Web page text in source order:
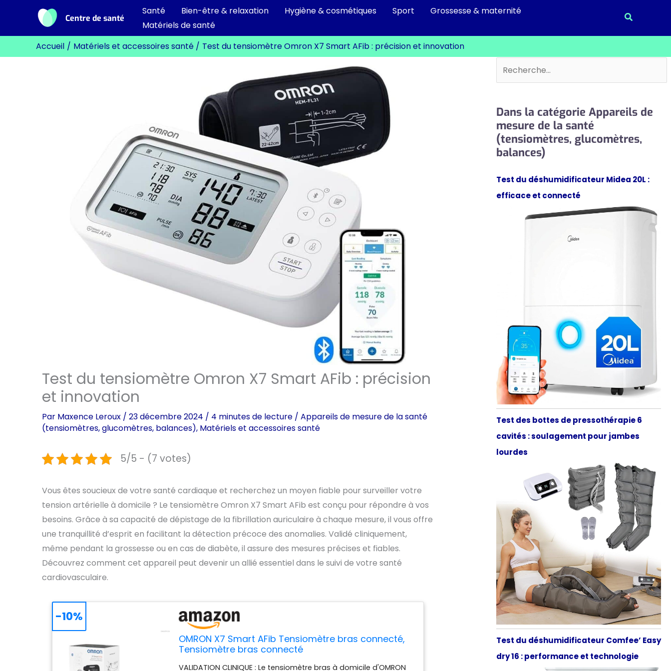
contenu
Centre de santé
Santé Bien-être & relaxation Hygiène & cosmétiques Sport
Grossesse & maternité
Matériels de santé
Accueil Matériels et accessoires santé Test du tensiomètre Omron X7 Smart AFib : précision et innovation
Test du tensiomètre Omron X7 Smart AFib : précision
et innovation
Par Maxence Leroux / 23 décembre 2024 / 4 minutes de lecture / Appareils de mesure de la santé
(tensiomètres, glucomètres, balances), Matériels et accessoires santé
5/5 - (7 votes)
Vous êtes soucieux de votre santé cardiaque et recherchez un moyen fiable pour surveiller votre
tension artérielle à domicile ? Le tensiomètre Omron X7 Smart AFib est conçu pour répondre à vos
besoins. Grâce à sa capacité de dépistage de la fibrillation auriculaire à chaque mesure, il vous offre
une tranquillité d’esprit en facilitant la détection précoce des anomalies. Validé cliniquement,
même pendant la grossesse ou en cas de diabète, il assure des mesures précises et fiables.
Découvrez comment cet appareil peut devenir un allié essentiel dans le suivi de votre santé
cardiovasculaire.
OMRON X7 Smart AFib Tensiomètre bras connecté,
Tensiomètre bras connecté
VALIDATION CLINIQUE : Le tensiomètre bras à domicile d'OMRON
-10%
Rechercher
Dans la catégorie Appareils de
mesure de la santé
(tensiomètres, glucomètres,
balances)
Test du déshumidificateur Midea 20L :
efficace et connecté
Test des bottes de pressothérapie 6
cavités : soulagement pour jambes
lourdes
Test du déshumidificateur Comfee’ Easy
dry 16 : performance et technologie